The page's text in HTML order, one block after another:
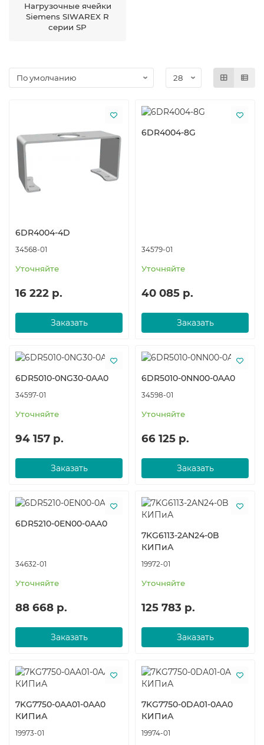
Нагрузочные ячейки
Siemens SIWAREX R
серии SP
6DR4004-4D
34568-01
Уточняйте
16 222 р.
Заказать
6DR4004-8G
34579-01
Уточняйте
40 085 р.
Заказать
6DR5010-0NG30-0AA0
34597-01
Уточняйте
94 157 р.
Заказать
6DR5010-0NN00-0AA0
34598-01
Уточняйте
66 125 р.
Заказать
6DR5210-0EN00-0AA0
34632-01
Уточняйте
88 668 р.
Заказать
7KG6113-2AN24-0B
КИПиА
19972-01
Уточняйте
125 783 р.
Заказать
7KG7750-0AA01-0AA0
КИПиА
19973-01
7KG7750-0DA01-0AA0
КИПиА
19974-01